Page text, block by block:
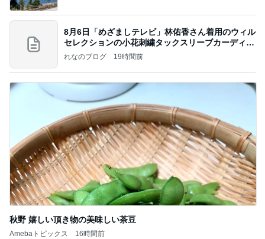
8月6日「めざましテレビ」林佑香さん着用のウィル
セレクションの小花刺繍タックスリーブカーディガ
ン
れなのブログ 19時間前
秋野 嬉しい頂き物の美味しい茶豆
Amebaトピックス 16時間前